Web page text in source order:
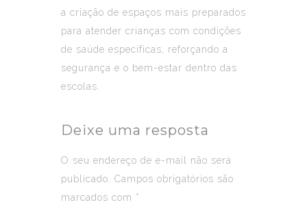
a criação de espaços mais preparados
para atender crianças com condições
de saúde específicas, reforçando a
segurança e o bem-estar dentro das
escolas.
Deixe uma resposta
O seu endereço de e-mail não será
publicado.
Campos obrigatórios são
marcados com *